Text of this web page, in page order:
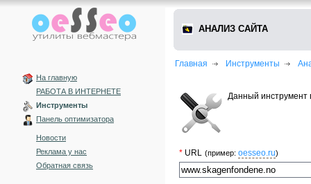
На главную
РАБОТА В ИНТЕРНЕТЕ
Инструменты
Панель оптимизатора
Новости
Реклама у нас
Обратная связь
АНАЛИЗ САЙТА
Главная Инструменты
Данный инструмент
* URL (пример: oesseo.ru)